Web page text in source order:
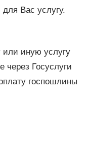
Вас услугу.
или иную услугу
Госуслуги
госпошлины